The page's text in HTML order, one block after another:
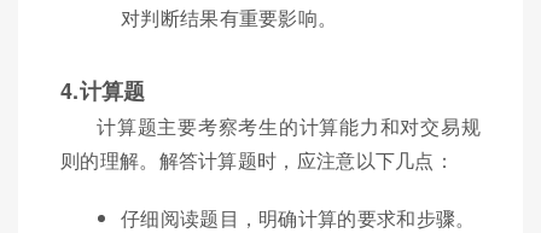
对判断结果有重要影响。
4.计算题
计算题主要考察考生的计算能力和对交易规
则的理解。解答计算题时，应注意以下几点：
仔细阅读题目，明确计算的要求和步骤。